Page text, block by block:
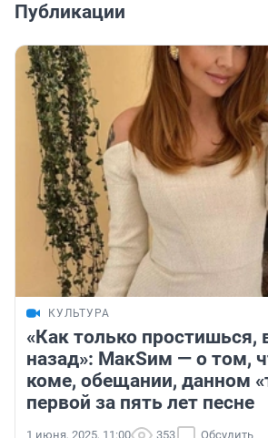
Публикации
КУЛЬТУРА
«Как только простишься,
назад»: МакSим — о том,
коме, обещании, данном
первой за пять лет песне
1 июня, 2025, 11:00 353 Обсудить